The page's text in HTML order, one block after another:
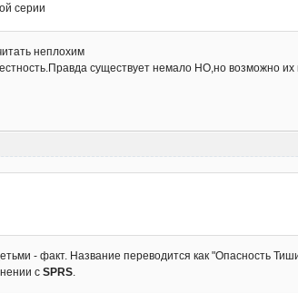
серии
неплохим
существует немало НО,но возможно
- факт. Название переводится как "Опасность
с SPRS.